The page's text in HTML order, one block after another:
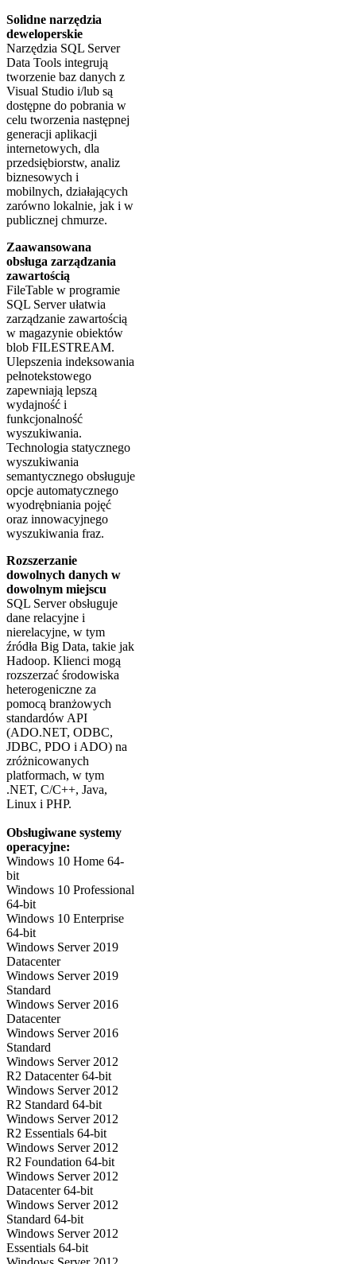
Solidne narzędzia
deweloperskie
Narzędzia SQL Server
Data Tools integrują
tworzenie baz danych z
Visual Studio i/lub są
dostępne do pobrania w
celu tworzenia następnej
generacji aplikacji
internetowych, dla
przedsiębiorstw, analiz
biznesowych i
mobilnych, działających
zarówno lokalnie, jak i w
publicznej chmurze.
Zaawansowana
obsługa zarządzania
zawartością
FileTable w programie
SQL Server ułatwia
zarządzanie zawartością
w magazynie obiektów
blob FILESTREAM.
Ulepszenia indeksowania
pełnotekstowego
zapewniają lepszą
wydajność i
funkcjonalność
wyszukiwania.
Technologia statycznego
wyszukiwania
semantycznego obsługuje
opcje automatycznego
wyodrębniania pojęć
oraz innowacyjnego
wyszukiwania fraz.
Rozszerzanie
dowolnych danych w
dowolnym miejscu
SQL Server obsługuje
dane relacyjne i
nierelacyjne, w tym
źródła Big Data, takie jak
Hadoop. Klienci mogą
rozszerzać środowiska
heterogeniczne za
pomocą branżowych
standardów API
(ADO.NET, ODBC,
JDBC, PDO i ADO) na
zróżnicowanych
platformach, w tym
.NET, C/C++, Java,
Linux i PHP.
Obsługiwane systemy
operacyjne:
Windows 10 Home 64-
bit
Windows 10 Professional
64-bit
Windows 10 Enterprise
64-bit
Windows Server 2019
Datacenter
Windows Server 2019
Standard
Windows Server 2016
Datacenter
Windows Server 2016
Standard
Windows Server 2012
R2 Datacenter 64-bit
Windows Server 2012
R2 Standard 64-bit
Windows Server 2012
R2 Essentials 64-bit
Windows Server 2012
R2 Foundation 64-bit
Windows Server 2012
Datacenter 64-bit
Windows Server 2012
Standard 64-bit
Windows Server 2012
Essentials 64-bit